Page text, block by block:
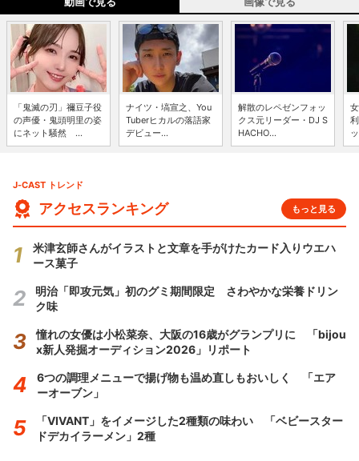
「鬼滅の刃」禰豆子役
の声優・鬼頭明里の姿
にネット騒然 ...
ナイツ・塙宣之、You
Tuberヒカルの落語家
デビュー...
解散のレペゼンフォッ
クス元リーダー・DJ S
HACHO...
J-CAST トレンド
アクセスランキング もっと見る
米津玄師さんがイラストと文章を手がけたカード入りウエハ
ース菓子
明治「即攻元気」初のグミ期間限定 さわやかな栄養ドリン
ク味
憧れの女優は小松菜奈、大阪の16歳がグランプリに 「bijou
x新人発掘オーディション2026」リポート
6つの調理メニューで揚げ物も温め直しもおいしく 「エア
ーオーブン」
「VIVANT」をイメージした2種類の味わい 「ベビースター
ドデカイラーメン」2種